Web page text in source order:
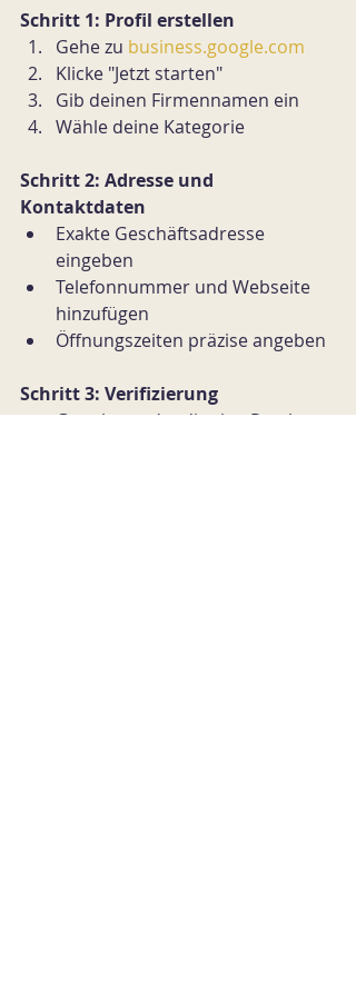
Schritt 1: Profil erstellen
Gehe zu business.google.com
Klicke "Jetzt starten"
Gib deinen Firmennamen ein
Wähle deine Kategorie
Schritt 2: Adresse und
Kontaktdaten
Exakte Geschäftsadresse
eingeben
Telefonnummer und Webseite
hinzufügen
Öffnungszeiten präzise angeben
Schritt 3: Verifizierung
Google sendet dir eine Postkarte